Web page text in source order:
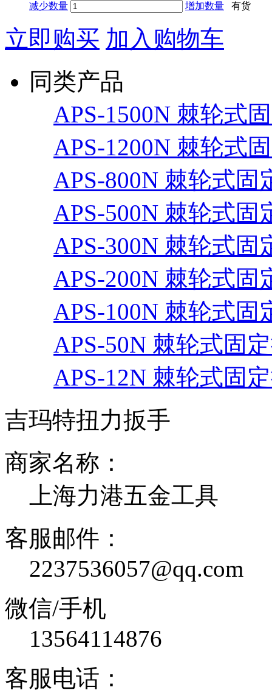
减少数量 增加数量 有货
立即购买 加入购物车
同类产品
APS-1500N 棘轮式
APS-1200N 棘轮式
APS-800N 棘轮式固
APS-500N 棘轮式固
APS-300N 棘轮式固
APS-200N 棘轮式固
APS-100N 棘轮式固
APS-50N 棘轮式固
APS-12N 棘轮式固
吉玛特扭力扳手
商家名称：
上海力港五金工具
客服邮件：
2237536057@qq.com
微信/手机
13564114876
客服电话：